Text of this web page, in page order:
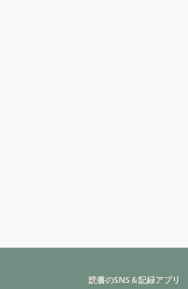
読書のSNS＆記録アプリ